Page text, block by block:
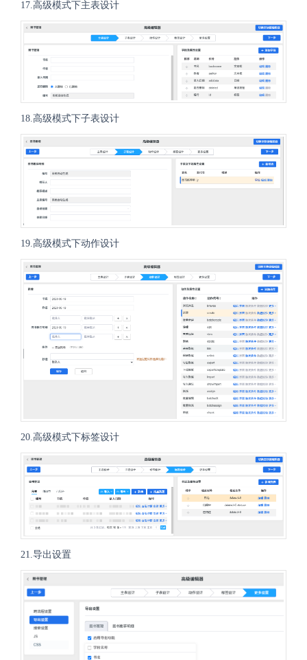
17.高级模式下主表设计
18.高级模式下子表设计
19.高级模式下动作设计
20.高级模式下标签设计
21.导出设置